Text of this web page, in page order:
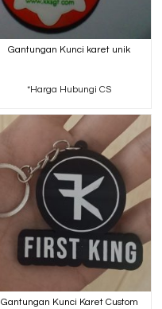
Gantungan Kunci karet unik
*Harga Hubungi CS
Gantungan Kunci Karet Custom